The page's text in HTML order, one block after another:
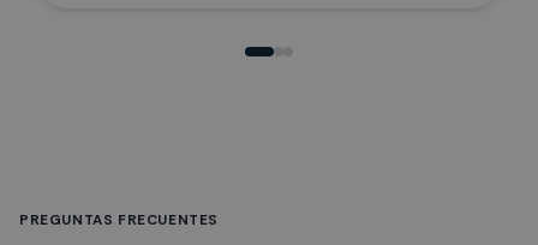
PREGUNTAS FRECUENTES